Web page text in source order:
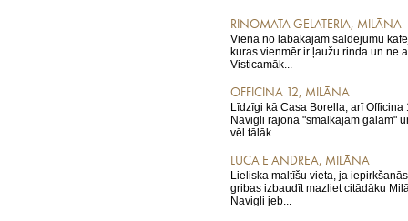
RINOMATA GELATERIA, MILĀNA
Viena no labākajām saldējumu
kuras vienmēr ir ļaužu rinda un ne
Visticamāk...
OFFICINA 12, MILĀNA
Līdzīgi kā Casa Borella, arī Officina
Navigli rajona "smalkajam galam"
vēl tālāk...
LUCA E ANDREA, MILĀNA
Lieliska maltīšu vieta, ja
gribas izbaudīt mazliet citādāku
Navigli jeb...